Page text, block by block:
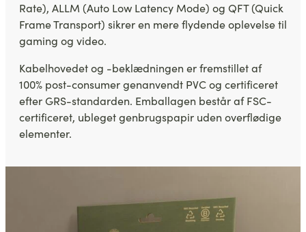
Rate), ALLM (Auto Low Latency Mode) og QFT (Quick
Frame Transport) sikrer en mere flydende oplevelse til
gaming og video.
Kabelhovedet og -beklædningen er fremstillet af
100% post-consumer genanvendt PVC og certificeret
efter GRS-standarden. Emballagen består af FSC-
certificeret, ubleget genbrugspapir uden overflødige
elementer.